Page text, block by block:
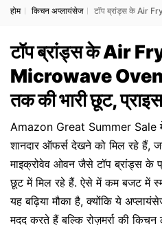
होम किचन अप्लायंसेज टॉप ब्रांड्स के Air
टॉप ब्रांड्स के Air
Microwave
तक की भारी छूट,
Amazon Great Summer Sale
शानदार ऑफर्स देखने को मिल रहे हैं,
माइक्रोवेव ओवन जैसे टॉप ब्रांड्स
छूट में मिल रहे हैं. ऐसे में कम बजट में
यह बढ़िया मौका है, क्योंकि ये
मदद करते हैं बल्कि रोज़मर्रा की